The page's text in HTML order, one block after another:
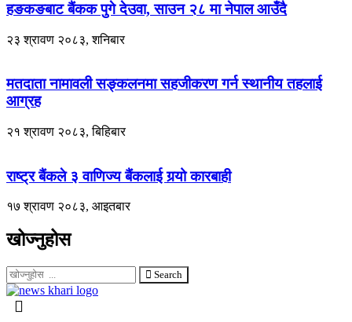
हङकङबाट बैंकक पुगे देउवा, साउन २८ मा नेपाल आउँदै
२३ श्रावण २०८३, शनिबार
मतदाता नामावली सङ्कलनमा सहजीकरण गर्न स्थानीय तहलाई
आग्रह
२१ श्रावण २०८३, बिहिबार
राष्ट्र बैंकले ३ वाणिज्य बैंकलाई गर्‍यो कारबाही
१७ श्रावण २०८३, आइतबार
खोज्नुहोस
Search